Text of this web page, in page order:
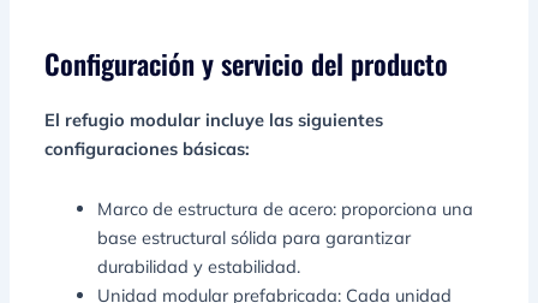
Configuración y servicio del producto
El refugio modular incluye las siguientes
configuraciones básicas:
Marco de estructura de acero: proporciona una
base estructural sólida para garantizar
durabilidad y estabilidad.
Unidad modular prefabricada: Cada unidad